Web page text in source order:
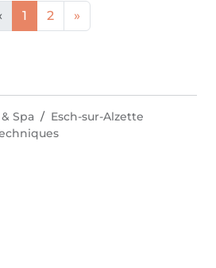
1 2 »
Spa
Esch-sur-Alzette